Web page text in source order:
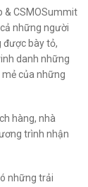
& CSMOSummit
những người
được bày tỏ,
danh những
của những
hàng, nhà
trình nhận
những trải